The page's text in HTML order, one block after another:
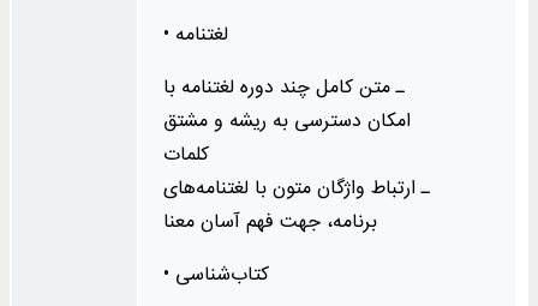
• لغتنامه
ـ متن کامل چند دوره لغتنامه با
امکان دسترسی به ریشه و مشتق
کلمات
ـ ارتباط واژگان متون با لغتنامه‌های
برنامه، جهت فهم آسان معنا
• كتاب‌شناسی